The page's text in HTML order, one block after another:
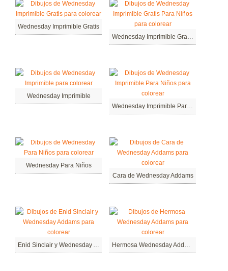
Wednesday Imprimible Gratis
Wednesday Imprimible Gratis Para Niños
Wednesday Imprimible
Wednesday Imprimible Para Niños
Wednesday Para Niños
Cara de Wednesday Addams
Enid Sinclair y Wednesday Addams Hermosa Wednesday Addams